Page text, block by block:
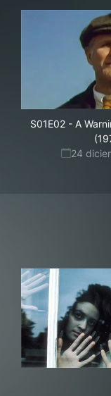
S01E02- A
24